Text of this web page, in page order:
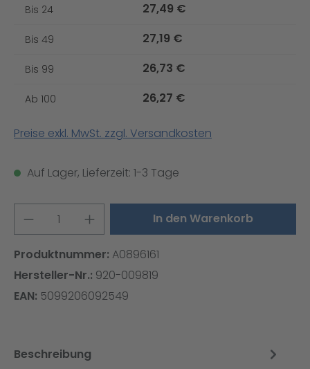
Bis 24 27,49 €
Bis 49 27,19 €
Bis 99 26,73 €
Ab 100 26,27 €
Preise exkl. MwSt. zzgl. Versandkosten
Auf Lager, Lieferzeit: 1-3 Tage
Produkt Anzahl: Gib denIn den Warenkorb
Produktnummer: A0896161
Hersteller-Nr.: 920-009819
EAN: 5099206092549
Beschreibung